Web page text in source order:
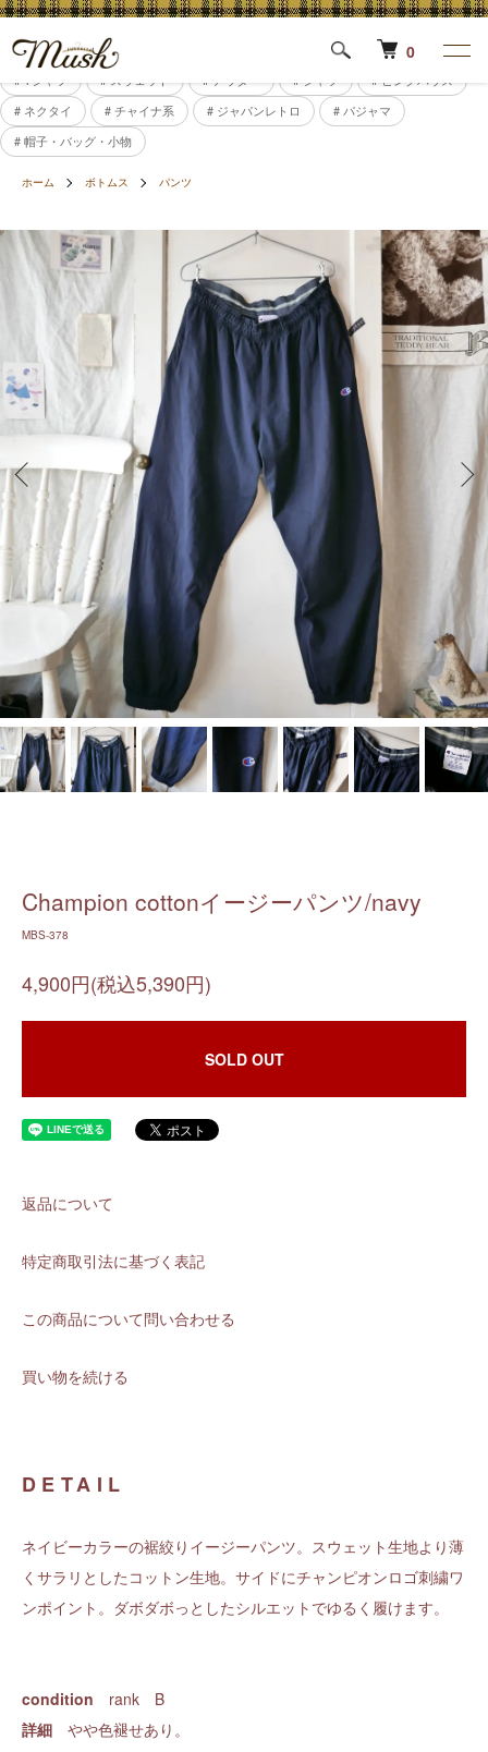
0
# Tシャツ # スウェット # アウター # シャツ
# ピンクハウス
# ネクタイ
# チャイナ系 # ジャパンレトロ
# パジャマ
# 帽子・バッグ・小物
ホーム ボトムス パンツ
Champion cottonイージーパンツ/navy
MBS-378
4,900円(税込5,390円)
SOLD OUT
返品について
特定商取引法に基づく表記
この商品について問い合わせる
買い物を続ける
DETAIL
ネイビーカラーの裾絞りイージーパンツ。スウェット生地より薄
くサラリとしたコットン生地。サイドにチャンピオンロゴ刺繍ワ
ンポイント。ダボダボっとしたシルエットでゆるく履けます。
condition rank B
詳細 やや色褪せあり。